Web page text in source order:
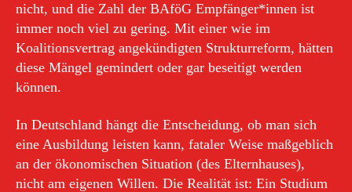
nicht, und die Zahl der BAföG Empfänger*innen ist
immer noch viel zu gering. Mit einer wie im
Koalitionsvertrag angekündigten Strukturreform, hätten
diese Mängel gemindert oder gar beseitigt werden
können.
In Deutschland hängt die Entscheidung, ob man sich
eine Ausbildung leisten kann, fataler Weise maßgeblich
an der ökonomischen Situation (des Elternhauses),
nicht am eigenen Willen. Die Realität ist: Ein Studium